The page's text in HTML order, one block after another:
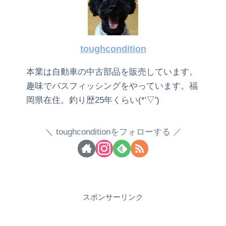
toughcondition
本業は自動車の中古部品を販売しています。
趣味でバスフィッシングをやっています。福
岡県在住。釣り歴25年くらい(*'▽')
toughconditionをフォローする
スポンサーリンク